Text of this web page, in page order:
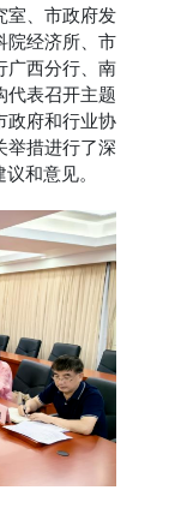
室、市政府发
院经济所、市
广西分行、南
代表召开主题
政府和行业协
举措进行了深
和意见。